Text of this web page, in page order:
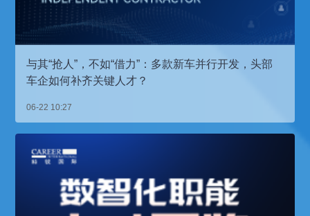
与其“抢人”，不如“借力”：多款新车并行开发，头部
车企如何补齐关键人才？
06-22 10:27